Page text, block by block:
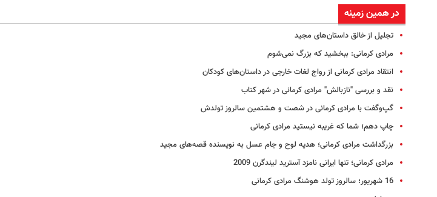
در همین زمینه
تجلیل از خالق داستان‌های مجید
مرادی کرمانی: ببخشید که بزرگ نمی‌شوم
انتقاد مرادی کرمانی از رواج لغات خارجی در داستان‌های کودکان
نقد و بررسی "نازبالش" مرادی کرمانی در شهر کتاب
گپ‌وگفت با مرادی کرمانی در شصت و هشتمین سالروز تولدش
چاپ دهم؛ شما که غریبه نیستید مرادی کرمانی
بزرگداشت مرادی کرمانی؛ هدیه لوح و جام عسل به نویسنده قصه‌های مجید
مرادی کرمانی؛ تنها ایرانی نامزد آسترید لیندگرن 2009
16 شهریور؛ سالروز تولد هوشنگ مرادی کرمانی